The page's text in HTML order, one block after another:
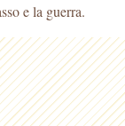
e la guerra.